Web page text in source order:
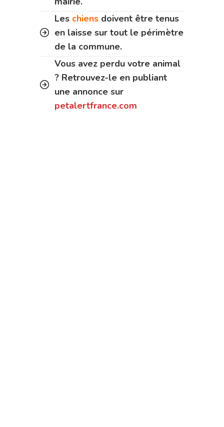
Les chiens doivent être tenus
en laisse sur tout le périmètre
de la commune.
Vous avez perdu votre animal
? Retrouvez-le en publiant
une annonce sur
petalertfrance.com